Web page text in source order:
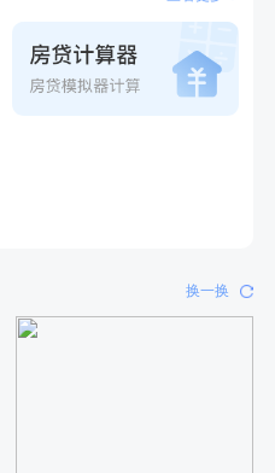
成功预约了妇科套餐
换一换